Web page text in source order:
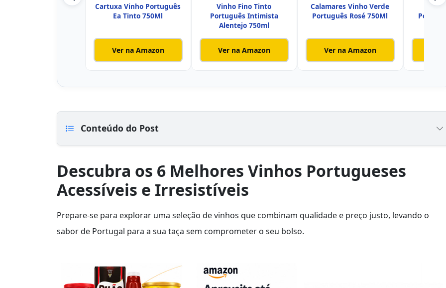
Cartuxa Vinho Português
Ea Tinto 750Ml
Ver na Amazon
Vinho Fino Tinto
Português Intimista
Alentejo 750ml
Ver na Amazon
Calamares Vinho Verde
Português Rosé 750Ml
Ver na Amazon
Conteúdo do Post
Descubra os 6 Melhores Vinhos Portugueses
Acessíveis e Irresistíveis
Prepare-se para explorar uma seleção de vinhos que combinam qualidade e preço justo, levando o
sabor de Portugal para a sua taça sem comprometer o seu bolso.